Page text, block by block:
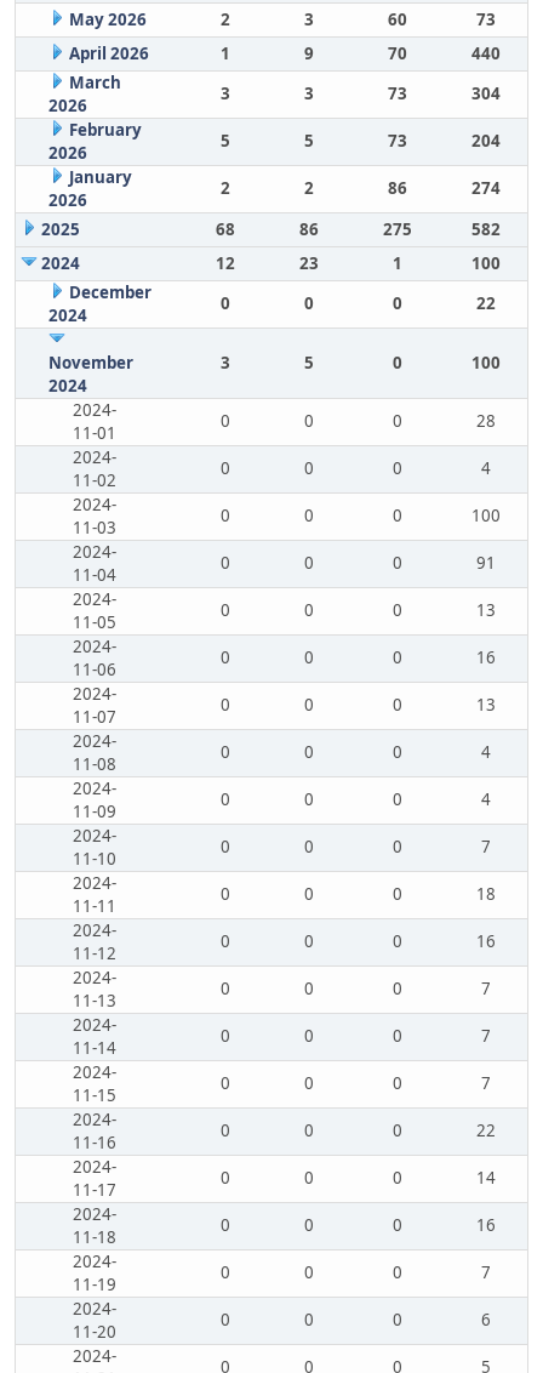
May 2026
2 3 60
73
April 2026
1 9 70
440
March
2026
3 3 73
304
February
2026
5 5 73
204
January
2026
2 2 86
274
2025
68 86 275
582
2024
12 23 1
100
December
2024
0 0 0 22
November
2024
3 5 0 100
2024-
11-01
0 0 0
28
2024-
11-02
0 0 0
4
2024-
11-03
0 0 0
100
2024-
11-04
0 0 0
91
2024-
11-05
0 0 0
13
2024-
11-06
0 0 0
16
2024-
11-07
0 0 0
13
2024-
11-08
0 0 0
4
2024-
11-09
0 0 0
4
2024-
11-10
0 0 0
7
2024-
11-11
0 0 0
18
2024-
11-12
0 0 0
16
2024-
11-13
0 0 0
7
2024-
11-14
0 0 0
7
2024-
11-15
0 0 0
7
2024-
11-16
0 0 0
22
2024-
11-17
0 0 0
14
2024-
11-18
0 0 0
16
2024-
11-19
0 0 0
7
2024-
11-20
0 0 0
6
2024-
0 0 0
5